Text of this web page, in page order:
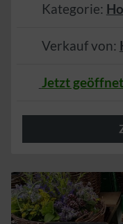
Kategorie:
Verkauf von:
Jetzt geöffnet